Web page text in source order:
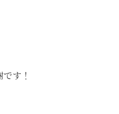
す！